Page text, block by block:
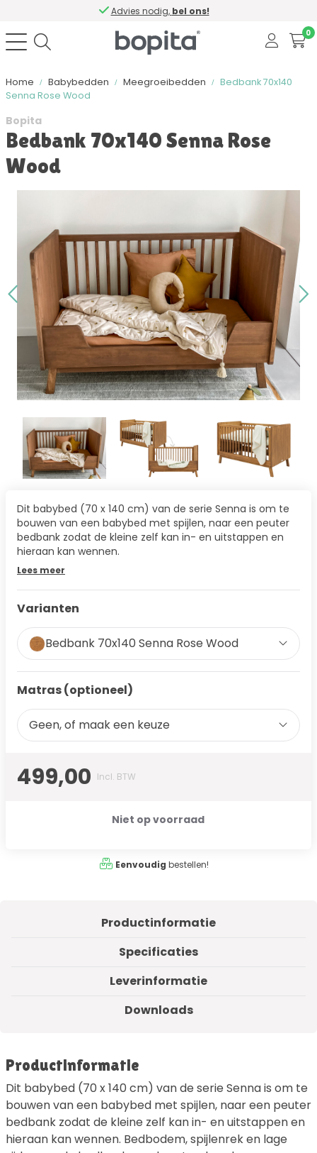
Advies nodig, bel ons!
0
Home Babybedden Meegroeibedden
Bedbank 70x140
Senna Rose Wood
Bopita
Bedbank 70x140 Senna Rose
Wood
Dit babybed (70 x 140 cm) van de serie Senna is om te
bouwen van een babybed met spijlen, naar een peuter
bedbank zodat de kleine zelf kan in- en uitstappen en
hieraan kan wennen.
Lees meer
Varianten
Bedbank 70x140 Senna Rose Wood
Matras (optioneel)
Geen, of maak een keuze
499,00 Incl. BTW
Niet op voorraad
Eenvoudig bestellen!
Productinformatie
Specificaties
Leverinformatie
Downloads
Productinformatie
Dit babybed (70 x 140 cm) van de serie Senna is om te
bouwen van een babybed met spijlen, naar een peuter
bedbank zodat de kleine zelf kan in- en uitstappen en
hieraan kan wennen. Bedbodem, spijlenrek en lage